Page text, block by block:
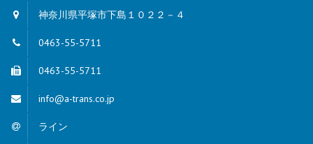
神奈川県平塚市下島１０２２－４
0463-55-5711
0463-55-5711
info@a-trans.co.jp
ライン